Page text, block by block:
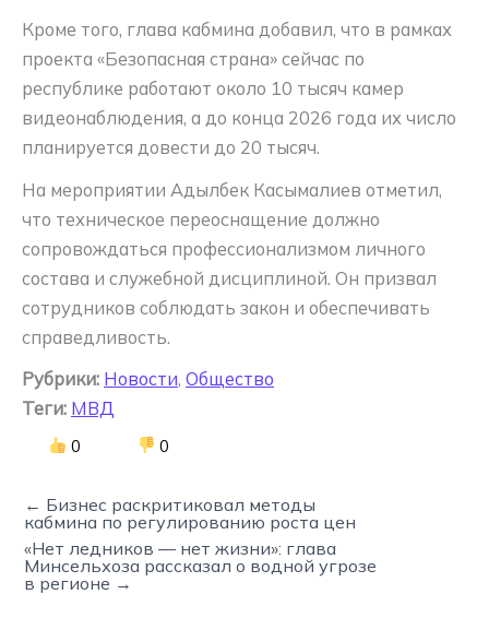
Кроме того, глава кабмина добавил, что в рамках
проекта «Безопасная страна» сейчас по
республике работают около 10 тысяч камер
видеонаблюдения, а до конца 2026 года их число
планируется довести до 20 тысяч.
На мероприятии Адылбек Касымалиев отметил,
что техническое переоснащение должно
сопровождаться профессионализмом личного
состава и служебной дисциплиной. Он призвал
сотрудников соблюдать закон и обеспечивать
справедливость.
Рубрики: Новости, Общество
Теги: МВД
0 0
← Бизнес раскритиковал методы
кабмина по регулированию роста цен
«Нет ледников — нет жизни»: глава
Минсельхоза рассказал о водной угрозе
в регионе →